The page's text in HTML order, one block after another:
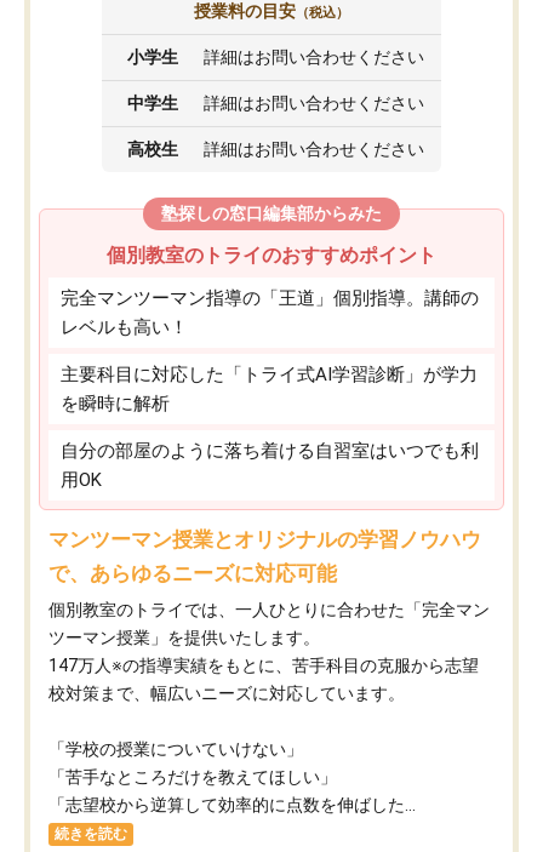
授業料の目安 （税込）
小学生 詳細はお問い合わせください
中学生 詳細はお問い合わせください
高校生 詳細はお問い合わせください
塾探しの窓口編集部からみた
個別教室のトライのおすすめポイント
完全マンツーマン指導の「王道」個別指導。講師の
レベルも高い！
主要科目に対応した「トライ式AI学習診断」が学力
を瞬時に解析
自分の部屋のように落ち着ける自習室はいつでも利
用OK
マンツーマン授業とオリジナルの学習ノウハウ
で、あらゆるニーズに対応可能
個別教室のトライでは、一人ひとりに合わせた「完全マン
ツーマン授業」を提供いたします。​
147万人※の指導実績をもとに、苦手科目の克服から志望
校対策まで、幅広いニーズに対応しています。​
「学校の授業についていけない」​
「苦手なところだけを教えてほしい」​
「志望校から逆算して効率的に点数を伸ばした...
続きを読む